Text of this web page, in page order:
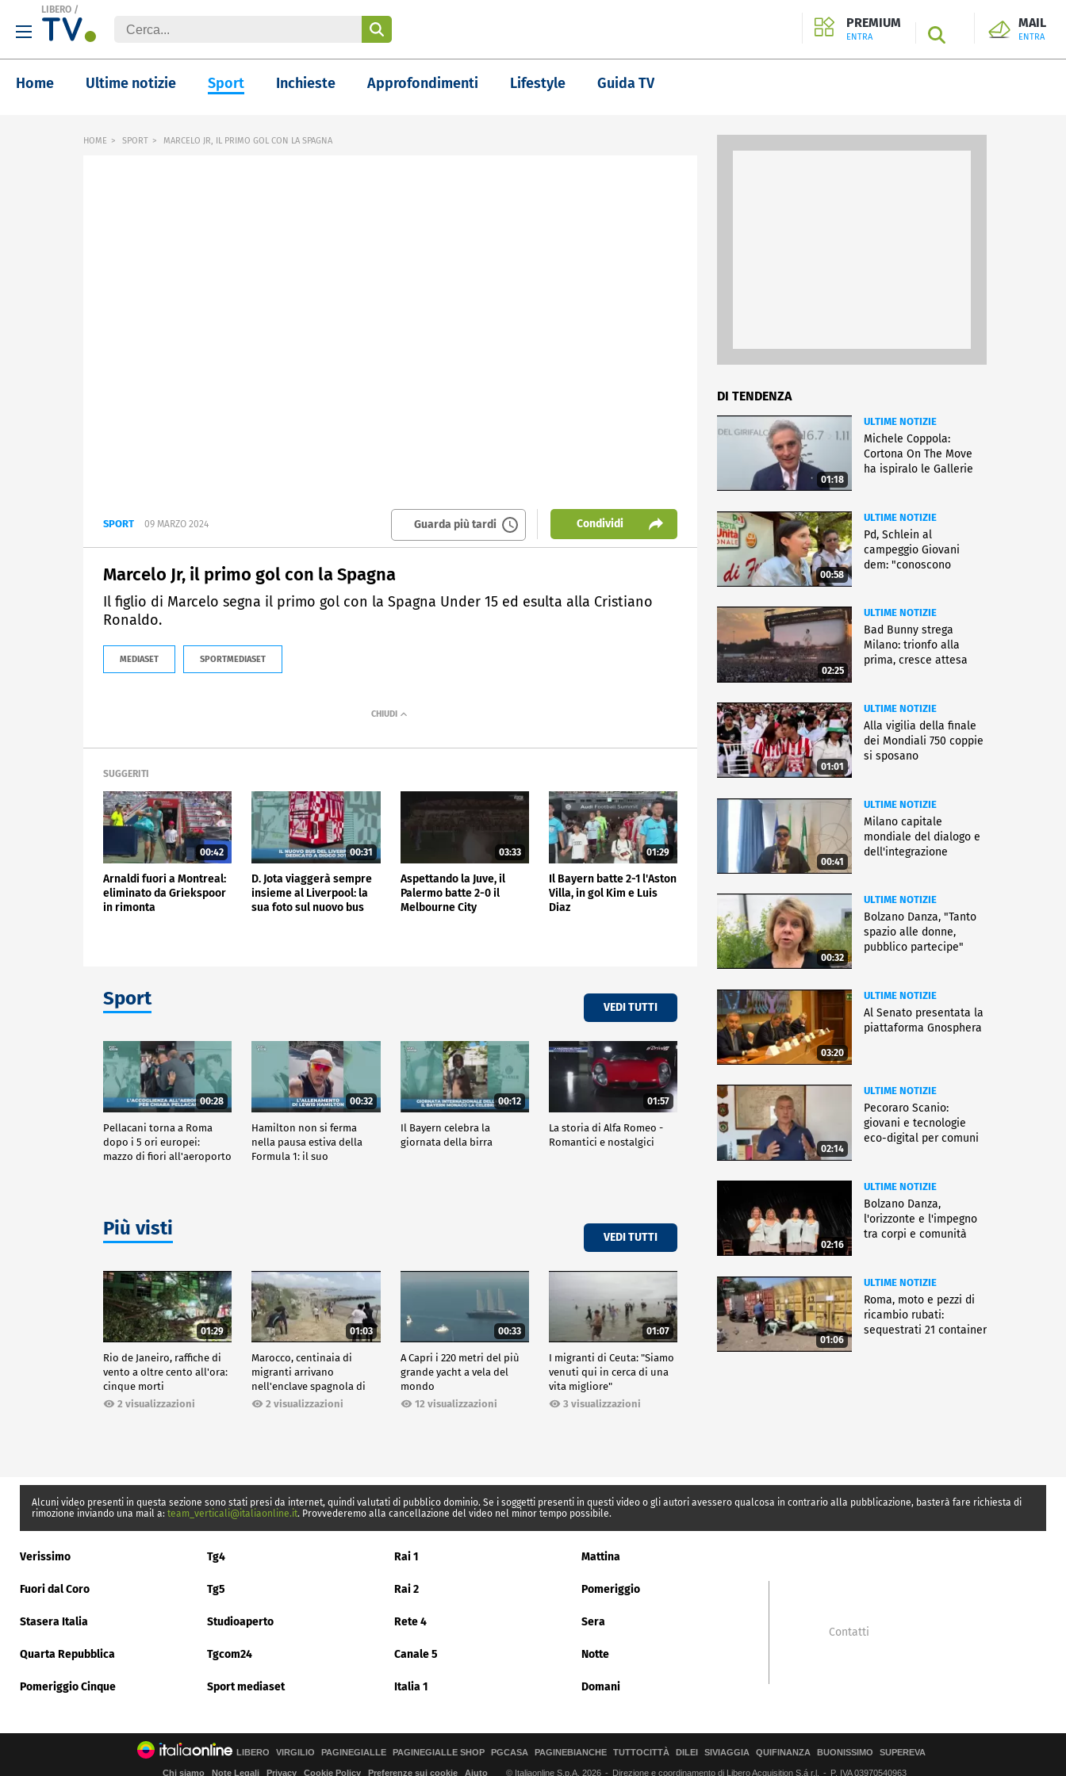
LIBERO /
PREMIUM
ENTRA SEARCH
MAIL
ENTRA
Home Ultime notizie Sport Inchieste Approfondimenti Lifestyle Guida TV
HOME SPORT MARCELO JR, IL PRIMO GOL CON LA SPAGNA
SPORT 09 MARZO 2024 Guarda più tardi Condividi
Marcelo Jr, il primo gol con la Spagna
Il figlio di Marcelo segna il primo gol con la Spagna Under 15 ed esulta alla Cristiano
Ronaldo.
MEDIASET SPORTMEDIASET
SUGGERITI
00:42
Arnaldi fuori a Montreal:
eliminato da Griekspoor
in rimonta
00:31
D. Jota viaggerà sempre
insieme al Liverpool: la
sua foto sul nuovo bus
03:33
Aspettando la Juve, il
Palermo batte 2-0 il
Melbourne City
01:29
Il Bayern batte 2-1 l'Aston
Villa, in gol Kim e Luis
Diaz
Sport VEDI TUTTI
00:28
Pellacani torna a Roma
dopo i 5 ori europei:
mazzo di fiori all'aeroporto
00:32
Hamilton non si ferma
nella pausa estiva della
Formula 1: il suo
00:12
Il Bayern celebra la
giornata della birra
01:57
La storia di Alfa Romeo -
Romantici e nostalgici
Più visti VEDI TUTTI
01:29
Rio de Janeiro, raffiche di
vento a oltre cento all'ora:
cinque morti
2 visualizzazioni
01:03
Marocco, centinaia di
migranti arrivano
nell'enclave spagnola di
Ceuta2 visualizzazioni
00:33
A Capri i 220 metri del più
grande yacht a vela del
mondo
12 visualizzazioni
01:07
I migranti di Ceuta: "Siamo
venuti qui in cerca di una
vita migliore"
3 visualizzazioni
DI TENDENZA
01:18
ULTIME NOTIZIE
Michele Coppola:
Cortona On The Move
ha ispiralo le Gallerie
00:58
ULTIME NOTIZIE
Pd, Schlein al
campeggio Giovani
dem: "conoscono
02:25
ULTIME NOTIZIE
Bad Bunny strega
Milano: trionfo alla
prima, cresce attesa
01:01
ULTIME NOTIZIE
Alla vigilia della finale
dei Mondiali 750 coppie
si sposano
00:41
ULTIME NOTIZIE
Milano capitale
mondiale del dialogo e
dell'integrazione
00:32
ULTIME NOTIZIE
Bolzano Danza, "Tanto
spazio alle donne,
pubblico partecipe"
03:20
ULTIME NOTIZIE
Al Senato presentata la
piattaforma Gnosphera
02:14
ULTIME NOTIZIE
Pecoraro Scanio:
giovani e tecnologie
eco-digital per comuni
02:16
ULTIME NOTIZIE
Bolzano Danza,
l'orizzonte e l'impegno
tra corpi e comunità
01:06
ULTIME NOTIZIE
Roma, moto e pezzi di
ricambio rubati:
sequestrati 21 container
Alcuni video presenti in questa sezione sono stati presi da internet, quindi valutati di pubblico dominio. Se i soggetti presenti in questi video o gli autori avessero qualcosa in contrario alla pubblicazione, basterà fare richiesta di
rimozione inviando una mail a: team_verticali@italiaonline.it. Provvederemo alla cancellazione del video nel minor tempo possibile.
Verissimo Tg4 Rai 1 Mattina
Fuori dal Coro Tg5 Rai 2 Pomeriggio
Stasera Italia Studioaperto Rete 4 Sera
Quarta Repubblica Tgcom24 Canale 5 Notte
Pomeriggio Cinque Sport mediaset Italia 1 Domani
Contatti
LIBERO VIRGILIO PAGINEGIALLE PAGINEGIALLE SHOP PGCASA PAGINEBIANCHE TUTTOCITTÀ DILEI SIVIAGGIA QUIFINANZA BUONISSIMO SUPEREVA
Chi siamo Note Legali Privacy Cookie Policy Preferenze sui cookie Aiuto © Italiaonline S.p.A. 2026 Direzione e coordinamento di Libero Acquisition S.á r.l. P. IVA 03970540963